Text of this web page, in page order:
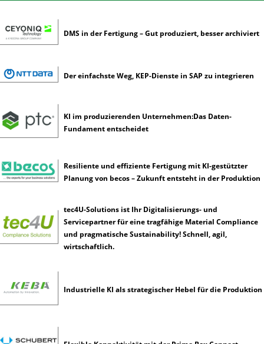
s
t
i
c
n
l
l
e
n
z
DMS in der Fertigung – Gut produziert, besser archiviert
Der einfachste Weg, KEP-Dienste in SAP zu integrieren
KI im produzierenden Unternehmen:Das Daten-
Fundament entscheidet
Resiliente und effiziente Fertigung mit KI-gestützter
Planung von becos – Zukunft entsteht in der Produktion
tec4U-Solutions ist Ihr Digitalisierungs- und
Servicepartner für eine tragfähige Material Compliance
und pragmatische Sustainability! Schnell, agil,
wirtschaftlich.
Industrielle KI als strategischer Hebel für die Produktion